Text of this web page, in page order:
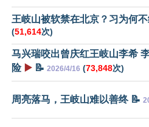
王岐山被软禁在北京？习为何
(51,614次)
马兴瑞咬出曾庆红王岐山李希
险 ▶️ 📝 2026/4/16 (73,848次)
周亮落马，王岐山难以善终 📝